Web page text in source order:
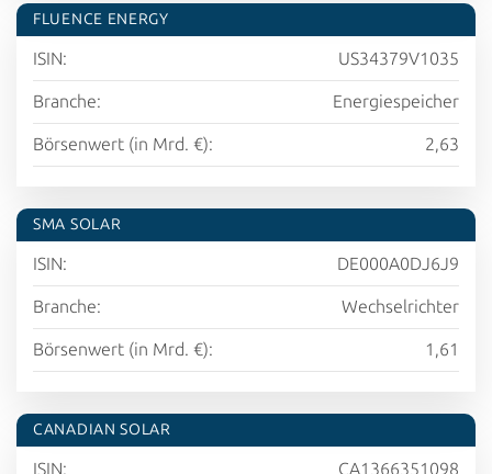
FLUENCE ENERGY
ISIN: US34379V1035
Branche: Energiespeicher
Börsenwert (in Mrd. €): 2,63
SMA SOLAR
ISIN: DE000A0DJ6J9
Branche: Wechselrichter
Börsenwert (in Mrd. €): 1,61
CANADIAN SOLAR
ISIN: CA1366351098